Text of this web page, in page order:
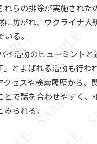
らの排除が実施され
に防がれ、ウクライナ
る。
イ活動のヒューミント
とよばれる活動も行
クセスや検索履歴から
で話を合わせやすく
られる。